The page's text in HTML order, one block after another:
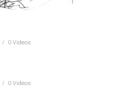
0 Videos
0 Videos